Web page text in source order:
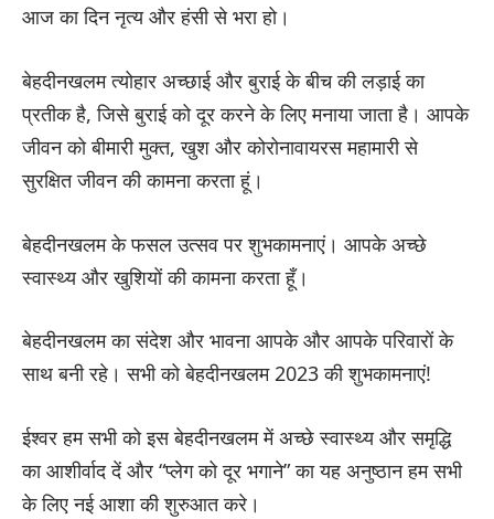
आज का दिन नृत्य और हंसी से भरा हो।
बेहदीनखलम त्योहार अच्छाई और बुराई के बीच की लड़ाई का
प्रतीक है, जिसे बुराई को दूर करने के लिए मनाया जाता है। आपके
जीवन को बीमारी मुक्त, खुश और कोरोनावायरस महामारी से
सुरक्षित जीवन की कामना करता हूं।
बेहदीनखलम के फसल उत्सव पर शुभकामनाएं। आपके अच्छे
स्वास्थ्य और खुशियों की कामना करता हूँ।
बेहदीनखलम का संदेश और भावना आपके और आपके परिवारों के
साथ बनी रहे। सभी को बेहदीनखलम 2023 की शुभकामनाएं!
ईश्वर हम सभी को इस बेहदीनखलम में अच्छे स्वास्थ्य और समृद्धि
का आशीर्वाद दें और “प्लेग को दूर भगाने” का यह अनुष्ठान हम सभी
के लिए नई आशा की शुरुआत करे।